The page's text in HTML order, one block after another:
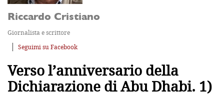
Riccardo Cristiano
Giornalista e scrittore
Seguimi su Facebook
Verso l’anniversario della
Dichiarazione di Abu Dhabi. 1)